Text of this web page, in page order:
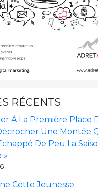
RÉCENTS
À La Première Place
Une Montée
De Peu La
»
Cette Jeunesse